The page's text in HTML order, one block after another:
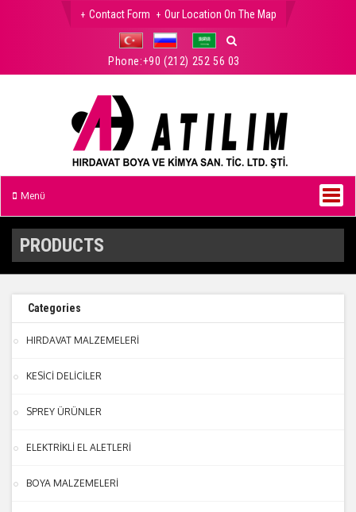
Phone:+90 (212) 252 56 03
Contact Form Our Location On The Map
Menü
PRODUCTS
Categories
HIRDAVAT MALZEMELERİ
KESİCİ DELİCİLER
SPREY ÜRÜNLER
ELEKTRİKLİ EL ALETLERİ
BOYA MALZEMELERİ